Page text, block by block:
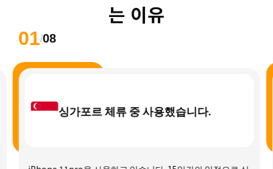
는 이유
01/08
싱가포르 체류 중 사용했습니다.